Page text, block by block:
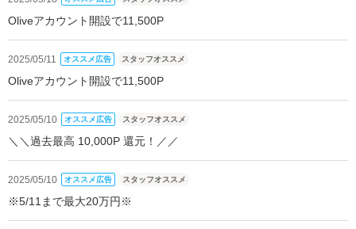
Oliveアカウント開設で11,500P
2025/05/11 オススメ広告 スタッフオススメ
Oliveアカウント開設で11,500P
2025/05/10 オススメ広告 スタッフオススメ
＼＼過去最高 10,000P 還元！／／
2025/05/10 オススメ広告 スタッフオススメ
※5/11まで最大20万円※